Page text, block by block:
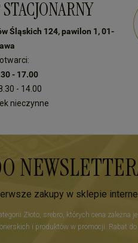
Śląskich 124, pawilon 1, 01-
- 17.00
- 14.00
nieczynne
zakupy w sklepie
Złoto, srebro, których cena zależna
i produktów w promocji. Rabat